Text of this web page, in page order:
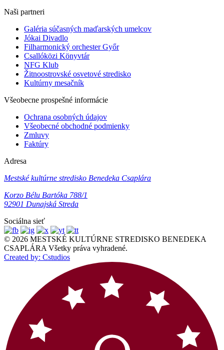
Naši partneri
Galéria súčasných maďarských umelcov
Jókai Divadlo
Filharmonický orchester Győr
Csallóközi Könyvtár
NFG Klub
Žitnoostrovské osvetové stredisko
Kultúrny mesačník
Všeobecne prospešné informácie
Ochrana osobných údajov
Všeobecné obchodné podmienky
Zmluvy
Faktúry
Adresa
Mestské kultúrne stredisko Benedeka Csaplára
Korzo Bélu Bartóka 788/1
92901 Dunajská Streda
Sociálna sieť
© 2026 MESTSKÉ KULTÚRNE STREDISKO BENEDEKA
CSAPLÁRA Všetky práva vyhradené.
Created by: Cstudios